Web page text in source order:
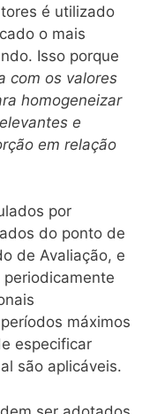
é utilizado
o mais
Isso porque
com os valores
homogeneizar
e
em relação
por
do ponto de
de Avaliação, e
máximos
especificar
são aplicáveis.